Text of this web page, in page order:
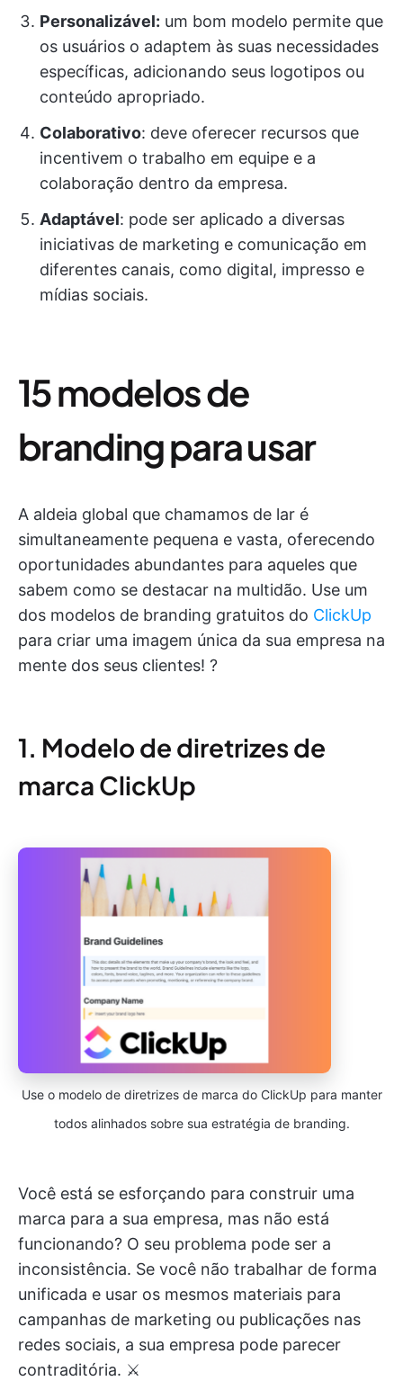
Personalizável: um bom modelo permite que
os usuários o adaptem às suas necessidades
específicas, adicionando seus logotipos ou
conteúdo apropriado.
Colaborativo: deve oferecer recursos que
incentivem o trabalho em equipe e a
colaboração dentro da empresa.
Adaptável: pode ser aplicado a diversas
iniciativas de marketing e comunicação em
diferentes canais, como digital, impresso e
mídias sociais.
15 modelos de
branding para usar
A aldeia global que chamamos de lar é
simultaneamente pequena e vasta, oferecendo
oportunidades abundantes para aqueles que
sabem como se destacar na multidão. Use um
dos modelos de branding gratuitos do ClickUp
para criar uma imagem única da sua empresa na
mente dos seus clientes! ?
1. Modelo de diretrizes de
marca ClickUp
Use o modelo de diretrizes de marca do ClickUp para manter
todos alinhados sobre sua estratégia de branding.
Você está se esforçando para construir uma
marca para a sua empresa, mas não está
funcionando? O seu problema pode ser a
inconsistência. Se você não trabalhar de forma
unificada e usar os mesmos materiais para
campanhas de marketing ou publicações nas
redes sociais, a sua empresa pode parecer
contraditória. ⚔️